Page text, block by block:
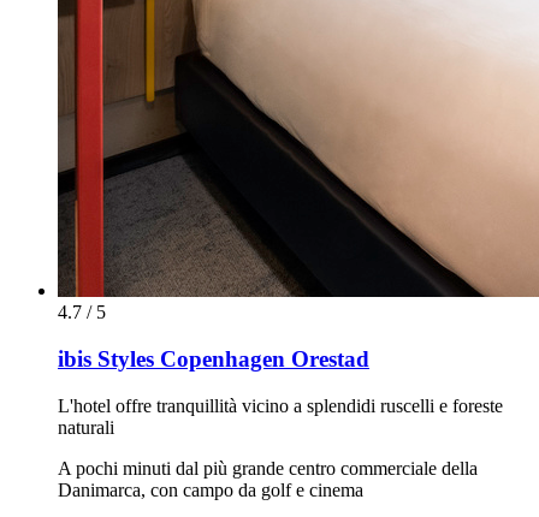
4.7 / 5
ibis Styles Copenhagen Orestad
L'hotel offre tranquillità vicino a splendidi ruscelli e foreste
naturali
A pochi minuti dal più grande centro commerciale della
Danimarca, con campo da golf e cinema